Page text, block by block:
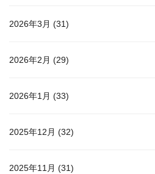
2026年3月 (31)
2026年2月 (29)
2026年1月 (33)
2025年12月 (32)
2025年11月 (31)